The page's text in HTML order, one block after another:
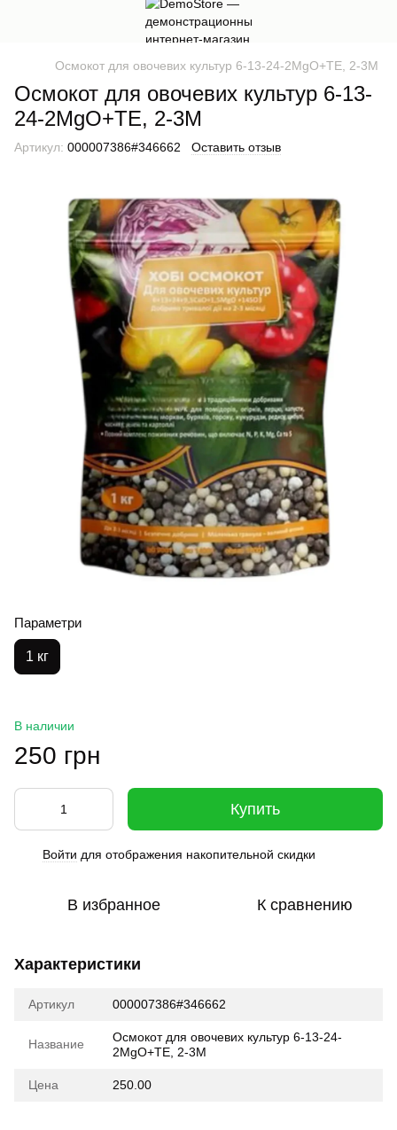
Осмокот для овочевих культур 6-13-24-2MgO+TE, 2-3М
Осмокот для овочевих культур 6-13-
24-2MgO+TE, 2-3М
Артикул: 000007386#346662 Оставить отзыв
Параметри
1 кг
В наличии
250 грн
Купить
Войти для отображения накопительной скидки
В избранное К сравнению
Характеристики
Артикул 000007386#346662
Название
Осмокот для овочевих культур 6-13-24-
2MgO+TE, 2-3М
Цена 250.00